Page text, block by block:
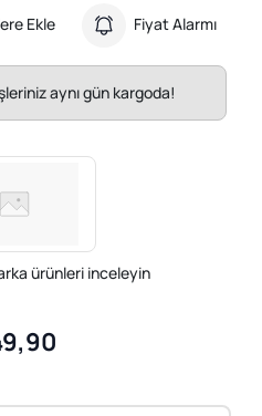
Ekle Fiyat Alarmı
aynı gün kargoda!
ürünleri inceleyin